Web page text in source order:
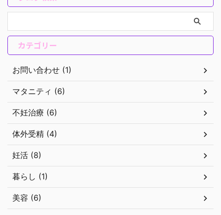
カテゴリー
お問い合わせ (1)
マタニティ (6)
不妊治療 (6)
体外受精 (4)
妊活 (8)
暮らし (1)
美容 (6)